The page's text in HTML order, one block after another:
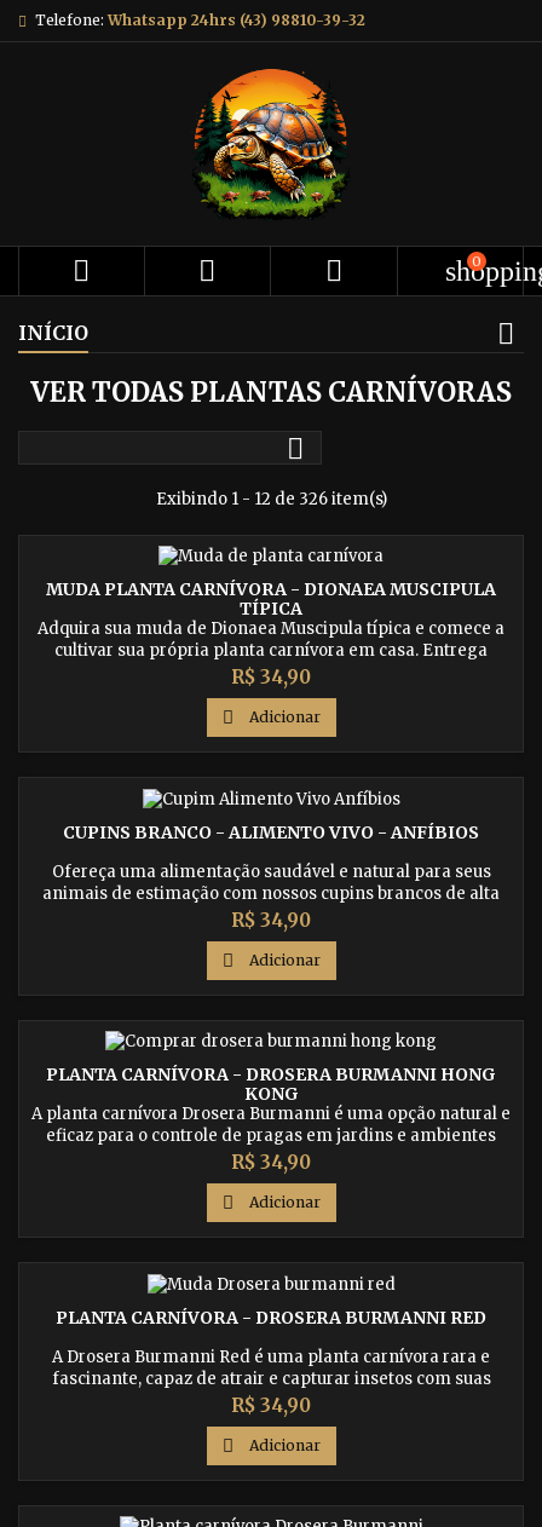
Telefone: Whatsapp 24hrs (43) 98810-39-32
   0
INÍCIO
VER TODAS PLANTAS CARNÍVORAS

Exibindo 1 - 12 de 326 item(s)
MUDA PLANTA CARNÍVORA - DIONAEA MUSCIPULA
TÍPICA
Adquira sua muda de Dionaea Muscipula típica e comece a
cultivar sua própria planta carnívora em casa. Entrega
rápida e segura garantida.
Preço
R$ 34,90
 Adicionar
CUPINS BRANCO - ALIMENTO VIVO - ANFÍBIOS
Ofereça uma alimentação saudável e natural para seus
animais de estimação com nossos cupins brancos de alta
qualidade. Entrega rápida e segura para todo o Brasil.
Preço
R$ 34,90
 Adicionar
PLANTA CARNÍVORA - DROSERA BURMANNI HONG
KONG
A planta carnívora Drosera Burmanni é uma opção natural e
eficaz para o controle de pragas em jardins e ambientes
internos. Compre agora sua planta e comece a desfrutar dos
benefícios de ter um jardim mais saudável e livre de insetos
indesejados. Oferecemos plantas de alta qualidade e
suporte para todas as suas dúvidas. Compre agora e tenha
resultados...
Preço
R$ 34,90
 Adicionar
PLANTA CARNÍVORA - DROSERA BURMANNI RED
A Drosera Burmanni Red é uma planta carnívora rara e
fascinante, capaz de atrair e capturar insetos com suas
folhas pegajosas. Compre agora essa planta exótica e
adicione um toque único ao seu jardim.
Preço
R$ 34,90
 Adicionar